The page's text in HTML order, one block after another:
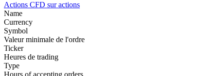
Actions CFD sur actions
Name
Currency
Symbol
Valeur minimale de l'ordre
Ticker
Heures de trading
Type